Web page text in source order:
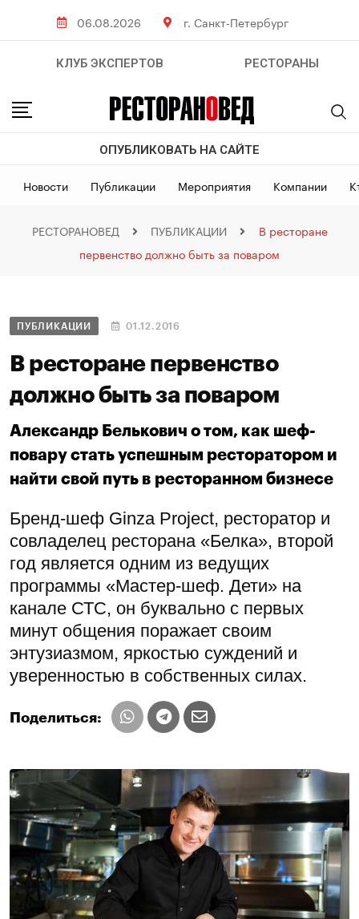
06.08.2026 г. Санкт-Петербург
КЛУБ ЭКСПЕРТОВ РЕСТОРАНЫ
ОПУБЛИКОВАТЬ НА САЙТЕ
Новости Публикации Мероприятия Компании
РЕСТОРАНОВЕД ПУБЛИКАЦИИ
В ресторане
первенство должно быть за поваром
ПУБЛИКАЦИИ 01.12.2016
В ресторане первенство
должно быть за поваром
Александр Белькович о том, как шеф-
повару стать успешным ресторатором и
найти свой путь в ресторанном бизнесе
Бренд-шеф Ginza Project, ресторатор и
совладелец ресторана «Белка», второй
год является одним из ведущих
программы «Мастер-шеф. Дети» на
канале СТС, он буквально с первых
минут общения поражает своим
энтузиазмом, яркостью суждений и
уверенностью в собственных силах.
Поделиться: